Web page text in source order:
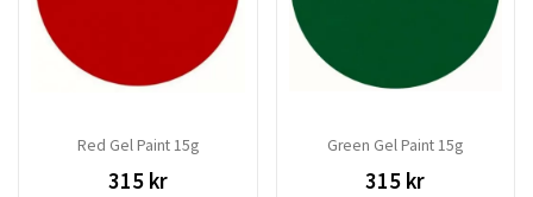
Red Gel Paint 15g
315 kr
Green Gel Paint 15g
315 kr